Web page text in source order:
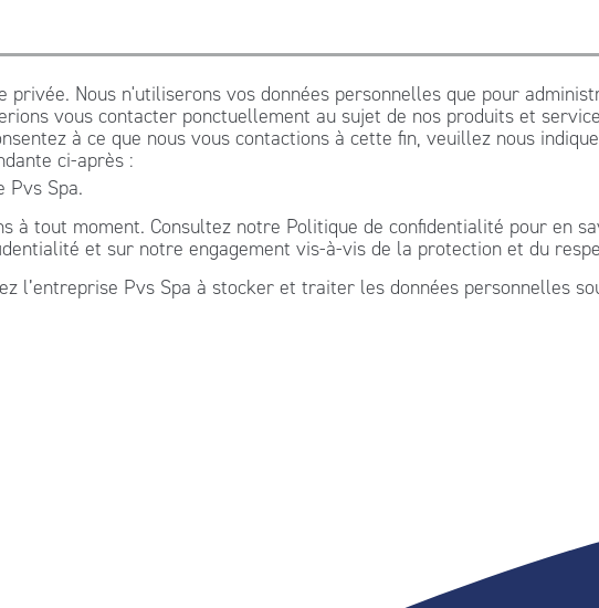
Nous n'utiliserons vos données personnelles que pour
vous contacter ponctuellement au sujet de nos produits et
à ce que nous vous contactions à cette fin, veuillez nous
ci-après :
Pvs Spa.
à tout moment. Consultez notre Politique de confidentialité pour en
et sur notre engagement vis-à-vis de la protection et du
l’entreprise Pvs Spa à stocker et traiter les données personnelles